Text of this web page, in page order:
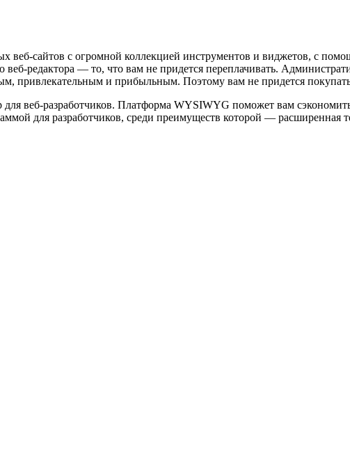
веб-сайтов с огромной коллекцией инструментов и виджетов, с
редактора — то, что вам не придется переплачивать.
привлекательным и прибыльным. Поэтому вам не придется
веб-разработчиков. Платформа WYSIWYG поможет вам
для разработчиков, среди преимуществ которой —